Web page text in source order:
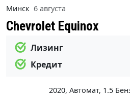
Минск 6 августа
Chevrolet Equinox
Лизинг
Кредит
2020, Автомат, 1.5